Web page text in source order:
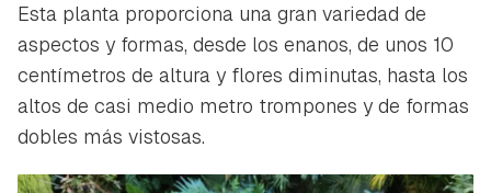
Esta planta proporciona una gran variedad de
aspectos y formas, desde los enanos, de unos 10
centímetros de altura y flores diminutas, hasta los
altos de casi medio metro trompones y de formas
dobles más vistosas.